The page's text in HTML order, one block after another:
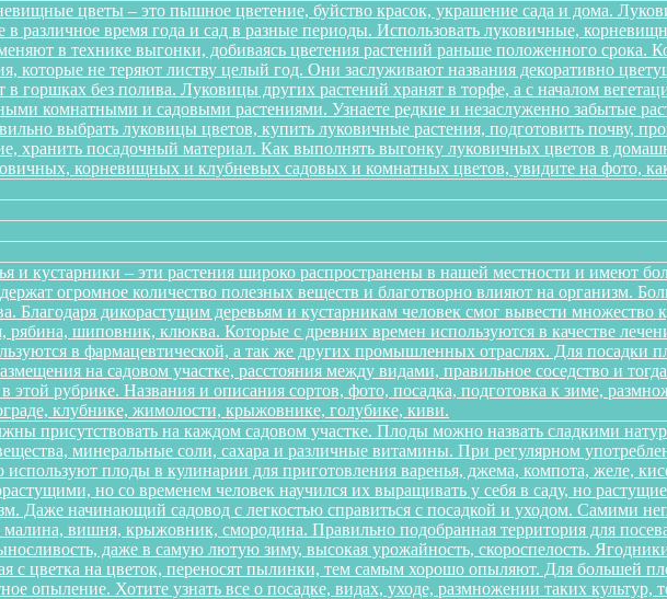
цветы – это пышное цветение, буйство красок, украшение сада и дома.
различное время года и сад в разные периоды. Использовать луковичные,
в технике выгонки, добиваясь цветения растений раньше положенного
которые не теряют листву целый год. Они заслуживают названия декоративно
в горшках без полива. Луковицы других растений хранят в торфе, а с началом
комнатными и садовыми растениями. Узнаете редкие и незаслуженно забытые
выбрать луковицы цветов, купить луковичные растения, подготовить почву,
хранить посадочный материал. Как выполнять выгонку луковичных цветов в
корневищных и клубневых садовых и комнатных цветов, увидите на фото,
и кустарники – эти растения широко распространены в нашей местности и имеют
огромное количество полезных веществ и благотворно влияют на организм.
Благодаря дикорастущим деревьям и кустарникам человек смог вывести множество
рябина, шиповник, клюква. Которые с древних времен используются в качестве
в фармацевтической, а так же других промышленных отраслях. Для посадки
на садовом участке, расстояния между видами, правильное соседство и
этой рубрике. Названия и описания сортов, фото, посадка, подготовка к зиме,
клубнике, жимолости, крыжовнике, голубике, киви.
присутствовать на каждом садовом участке. Плоды можно назвать сладкими
минеральные соли, сахара и различные витамины. При регулярном
используют плоды в кулинарии для приготовления варенья, джема, компота, желе,
но со временем человек научился их выращивать у себя в саду, но
Даже начинающий садовод с легкостью справиться с посадкой и уходом. Самими
вишня, крыжовник, смородина. Правильно подобранная территория для
даже в самую лютую зиму, высокая урожайность, скороспелость.
с цветка на цветок, переносят пылинки, тем самым хорошо опыляют. Для большей
опыление. Хотите узнать все о посадке, видах, уходе, размножении таких культур,